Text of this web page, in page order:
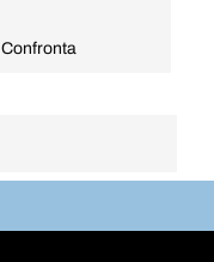
Confronta